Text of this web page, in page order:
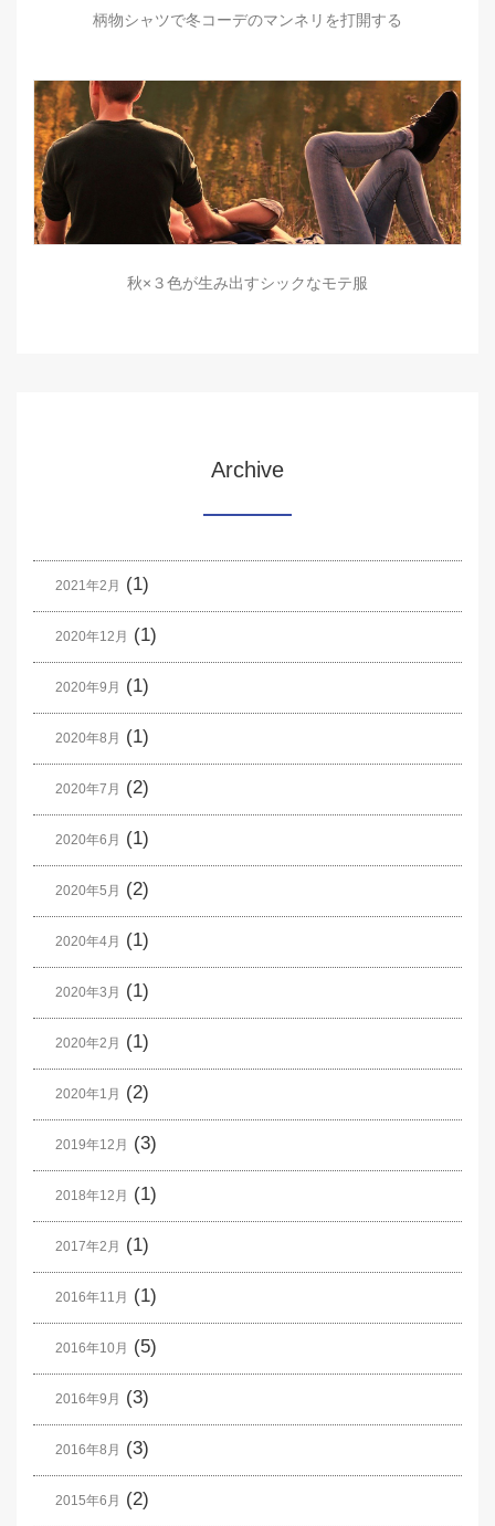
柄物シャツで冬コーデのマンネリを打開する
秋×３色が生み出すシックなモテ服
Archive
2021年2月 (1)
2020年12月 (1)
2020年9月 (1)
2020年8月 (1)
2020年7月 (2)
2020年6月 (1)
2020年5月 (2)
2020年4月 (1)
2020年3月 (1)
2020年2月 (1)
2020年1月 (2)
2019年12月 (3)
2018年12月 (1)
2017年2月 (1)
2016年11月 (1)
2016年10月 (5)
2016年9月 (3)
2016年8月 (3)
2015年6月 (2)